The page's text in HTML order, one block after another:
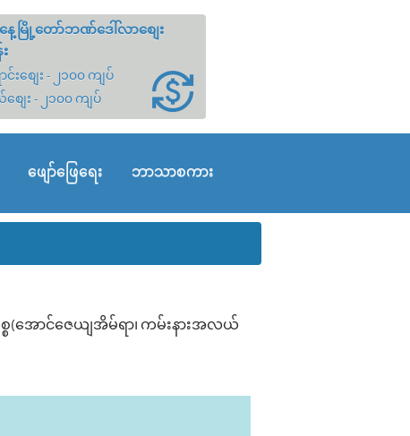
ေ့မြို့တော်ဘဏ်ဒေါ်လာစျေး
င်းစျေး - ၂၁၀၀ ကျပ်
ျေး - ၂၁၀၀ ကျပ်
ဖျော်ဖြေရေး ဘာသာစကား
စ္စ(အောင်ဇေယျအိမ်ရာ၊ ကမ်းနားအလယ်